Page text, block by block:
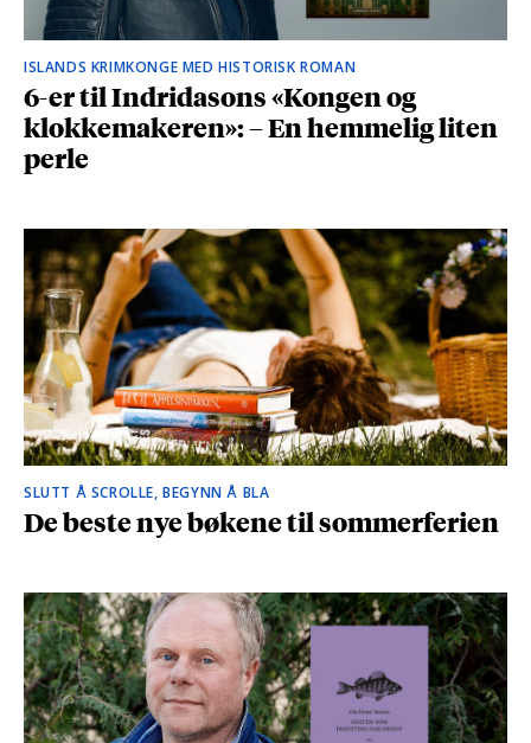
ISLANDS KRIMKONGE MED HISTORISK ROMAN
6-er til Indridasons «Kongen og
klokkemakeren»: – En hemmelig liten
perle
SLUTT Å SCROLLE, BEGYNN Å BLA
De beste nye bøkene til sommerferien